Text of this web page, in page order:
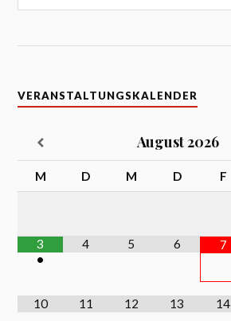
VERANSTALTUNGSKALENDER
August2026
M D M D F
3
•
4 5 6 7
10 11 12 13 14